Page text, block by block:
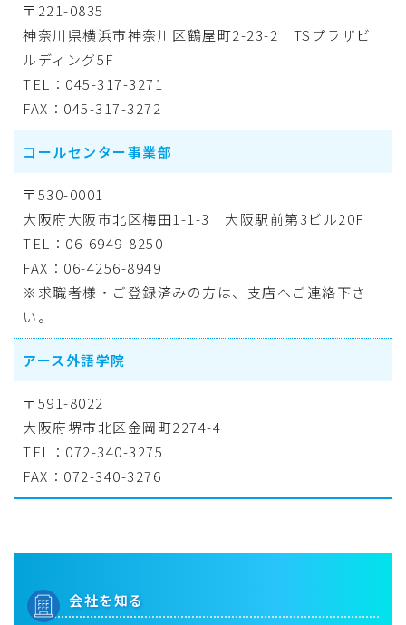
〒221-0835
神奈川県横浜市神奈川区鶴屋町2-23-2 TSプラザビ
ルディング5F
TEL：045-317-3271
FAX：045-317-3272
コールセンター事業部
〒530-0001
大阪府大阪市北区梅田1-1-3 大阪駅前第3ビル20F
TEL：06-6949-8250
FAX：06-4256-8949
※求職者様・ご登録済みの方は、支店へご連絡下さ
い。
アース外語学院
〒591-8022
大阪府堺市北区金岡町2274-4
TEL：072-340-3275
FAX：072-340-3276
会社を知る